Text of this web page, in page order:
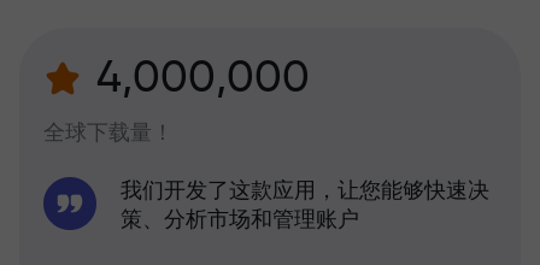
4,000,000
全球下载量！
我们开发了这款应用，让您能够快速决
策、分析市场和管理账户